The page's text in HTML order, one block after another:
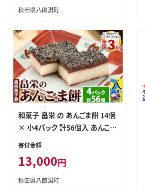
秋田県八郎潟町
和菓子 畠栄 の あんごま餅 14個
× 小4パック 計56個入 あんこ ご
ま お取り寄せ ご当地おやつ スイ
ーツ 和スイーツ お菓子 冷凍 畠
栄菓子舗
寄付金額
13,000円
秋田県八郎潟町